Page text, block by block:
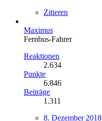
Zitieren
Maximus
Fernbus-Fahrer
Reaktionen
2.634
Punkte
6.846
Beiträge
1.311
8. Dezember 2018